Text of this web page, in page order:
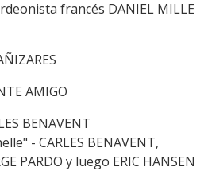
francés DANIEL MILLE
AMIGO
BENAVENT
- CARLES BENAVENT,
PARDO y luego ERIC HANSEN